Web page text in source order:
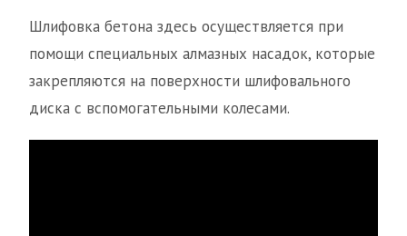
Шлифовка бетона здесь осуществляется при
помощи специальных алмазных насадок, которые
закрепляются на поверхности шлифовального
диска с вспомогательными колесами.